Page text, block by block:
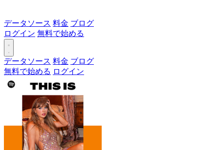
データソース 料金 ブログ
ログイン 無料で始める
データソース 料金 ブログ
無料で始める ログイン